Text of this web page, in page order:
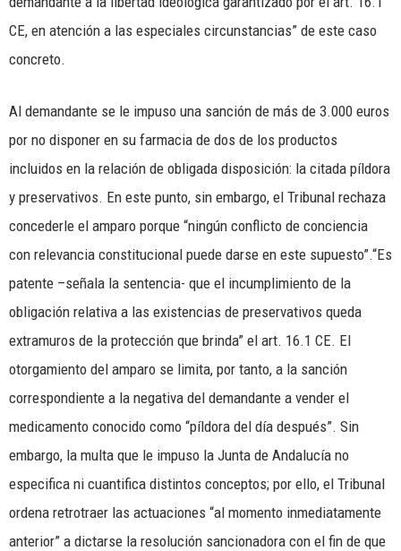
CE, en atención a las especiales circunstancias” de este caso
concreto.
Al demandante se le impuso una sanción de más de 3.000 euros
por no disponer en su farmacia de dos de los productos
incluidos en la relación de obligada disposición: la citada píldora
y preservativos. En este punto, sin embargo, el Tribunal rechaza
concederle el amparo porque “ningún conflicto de conciencia
con relevancia constitucional puede darse en este supuesto”.“Es
patente –señala la sentencia- que el incumplimiento de la
obligación relativa a las existencias de preservativos queda
extramuros de la protección que brinda” el art. 16.1 CE. El
otorgamiento del amparo se limita, por tanto, a la sanción
correspondiente a la negativa del demandante a vender el
medicamento conocido como “píldora del día después”. Sin
embargo, la multa que le impuso la Junta de Andalucía no
especifica ni cuantifica distintos conceptos; por ello, el Tribunal
ordena retrotraer las actuaciones “al momento inmediatamente
anterior” a dictarse la resolución sancionadora con el fin de que